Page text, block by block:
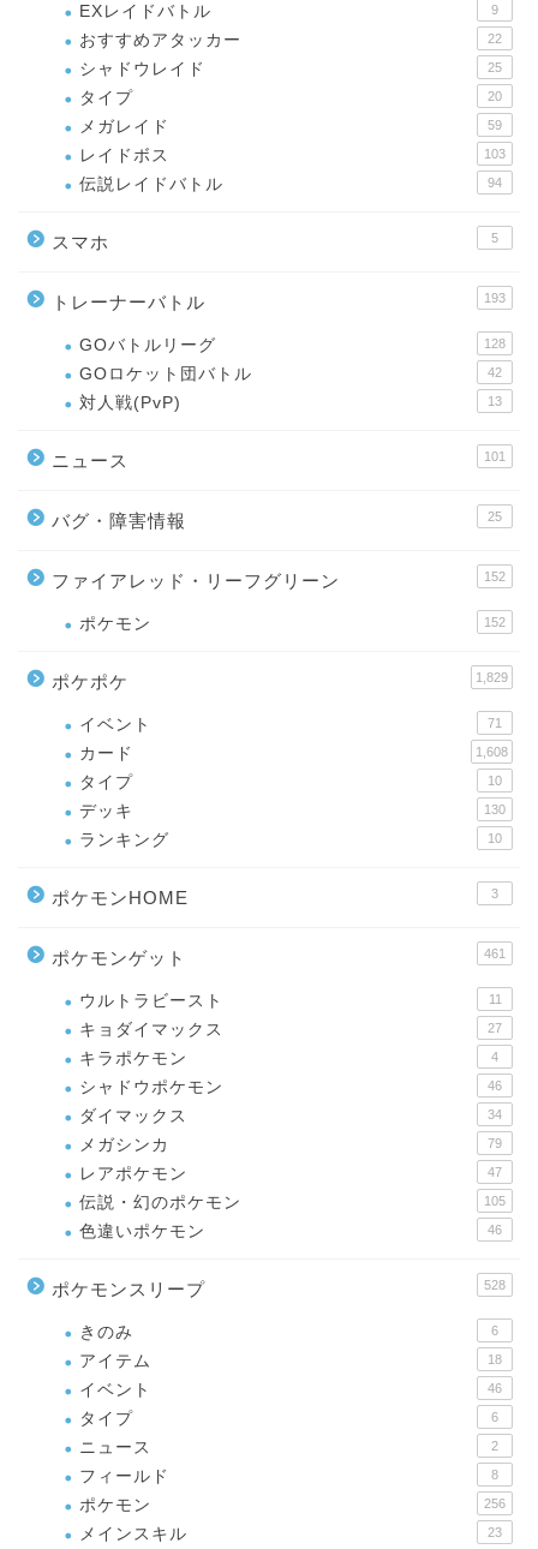
EXレイドバトル 9
おすすめアタッカー 22
シャドウレイド 25
タイプ 20
メガレイド 59
レイドボス 103
伝説レイドバトル 94
スマホ 5
トレーナーバトル 193
GOバトルリーグ 128
GOロケット団バトル 42
対人戦(PvP) 13
ニュース 101
バグ・障害情報 25
ファイアレッド・リーフグリーン 152
ポケモン 152
ポケポケ 1,829
イベント 71
カード 1,608
タイプ 10
デッキ 130
ランキング 10
ポケモンHOME 3
ポケモンゲット 461
ウルトラビースト 11
キョダイマックス 27
キラポケモン 4
シャドウポケモン 46
ダイマックス 34
メガシンカ 79
レアポケモン 47
伝説・幻のポケモン 105
色違いポケモン 46
ポケモンスリープ 528
きのみ 6
アイテム 18
イベント 46
タイプ 6
ニュース 2
フィールド 8
ポケモン 256
メインスキル 23